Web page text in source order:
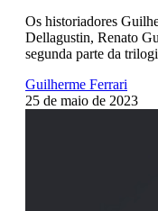
Os historiadores
Dellagustin, Renato
segunda parte da
Guilherme Ferrari
25 de maio de 2023